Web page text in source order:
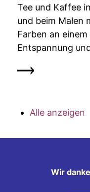
Tee und Kaffee
und beim Malen
Farben an
Entspannung
Alle anzeigen
Wir